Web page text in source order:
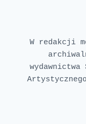
W redakcji